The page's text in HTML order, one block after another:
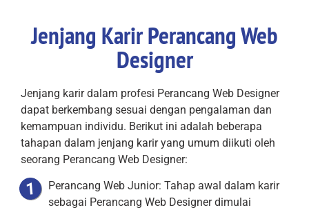
Jenjang Karir Perancang Web
Designer
Jenjang karir dalam profesi Perancang Web Designer
dapat berkembang sesuai dengan pengalaman dan
kemampuan individu. Berikut ini adalah beberapa
tahapan dalam jenjang karir yang umum diikuti oleh
seorang Perancang Web Designer:
Perancang Web Junior: Tahap awal dalam karir
sebagai Perancang Web Designer dimulai